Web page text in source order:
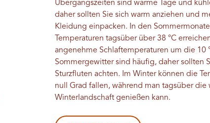
Übergangszeiten sind warme Tage und
daher sollten Sie sich warm anziehen und
Kleidung einpacken. In den
Temperaturen tagsüber über 38 °C
angenehme Schlaftemperaturen um die 10
Sommergewitter sind häufig, daher sollten
Sturzfluten achten. Im Winter können die
null Grad fallen, während man tagsüber die
Winterlandschaft genießen kann.